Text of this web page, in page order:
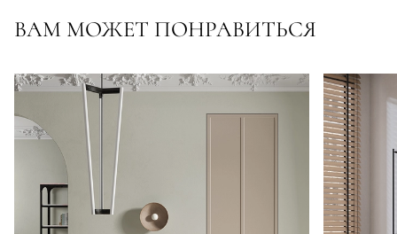
ВАМ МОЖЕТ ПОНРАВИТЬСЯ